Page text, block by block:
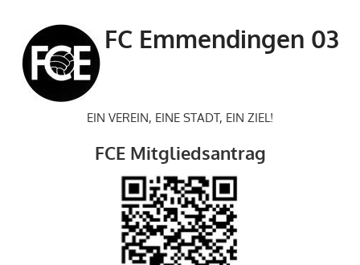
springen
FC Emmendingen 03
EIN VEREIN, EINE STADT, EIN ZIEL!
FCE Mitgliedsantrag